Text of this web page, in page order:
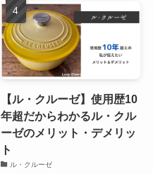
【ル・クルーゼ】使用歴10
年超だからわかるル・クル
ーゼのメリット・デメリッ
ト
ル・クルーゼ